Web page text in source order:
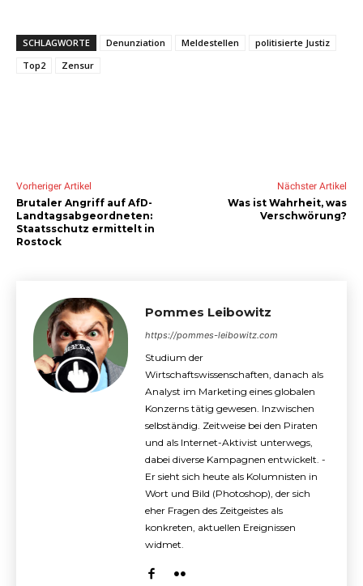
SCHLAGWORTE Denunziation Meldestellen
politisierte Justiz
Top2
Zensur
Vorheriger Artikel
Brutaler Angriff auf AfD-
Landtagsabgeordneten:
Staatsschutz ermittelt in
Rostock
Nächster Artikel
Was ist Wahrheit, was
Verschwörung?
Pommes Leibowitz
https://pommes-leibowitz.com
Studium der
Wirtschaftswissenschaften, danach als
Analyst im Marketing eines globalen
Konzerns tätig gewesen. Inzwischen
selbständig. Zeitweise bei den Piraten
und als Internet-Aktivist unterwegs,
dabei diverse Kampagnen entwickelt. -
Er sieht sich heute als Kolumnisten in
Wort und Bild (Photoshop), der sich
eher Fragen des Zeitgeistes als
konkreten, aktuellen Ereignissen
widmet.